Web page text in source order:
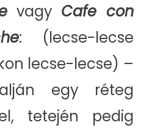
vagy Cafe con
: (lecse-lecse
lecse-lecse) –
egy réteg
tetején pedig